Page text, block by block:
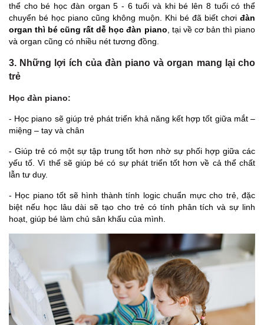
thể cho bé học đàn organ 5 - 6 tuổi và khi bé lên 8 tuổi có thể
chuyển bé học piano cũng không muộn. Khi bé đã biết chơi đàn
organ thì bé cũng rất dễ học đàn piano, tại về cơ bản thì piano
và organ cũng có nhiều nét tương đồng.
3. Những lợi ích của đàn piano và organ mang lại cho
trẻ
Học đàn piano:
- Học piano sẽ giúp trẻ phát triển khả năng kết hợp tốt giữa mắt –
miệng – tay và chân
- Giúp trẻ có một sự tập trung tốt hơn nhờ sự phối hợp giữa các
yếu tố. Vì thế sẽ giúp bé có sự phát triển tốt hơn về cả thể chất
lẫn tư duy.
- Học piano tốt sẽ hình thành tính logic chuẩn mực cho trẻ, đặc
biệt nếu học lâu dài sẽ tạo cho trẻ có tính phân tích và sự linh
hoạt, giúp bé làm chủ sân khấu của mình.